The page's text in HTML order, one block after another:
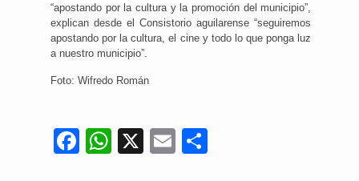
“apostando por la cultura y la promoción del municipio”,
explican desde el Consistorio aguilarense “seguiremos
apostando por la cultura, el cine y todo lo que ponga luz
a nuestro municipio”.
Foto: Wifredo Román
Facebook
WhatsApp
X Email